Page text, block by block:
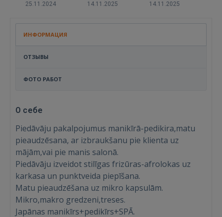
25.11.2024 14.11.2025 14.11.2025
ИНФОРМАЦИЯ
ОТЗЫВЫ
ФОТО РАБОТ
О себе
Piedāvāju pakalpojumus manikīrā-pedikira,matu
pieaudzēsana, ar izbraukšanu pie klienta uz
mājām,vai pie manis salonā.
Piedāvāju izveidot stilīgas frizūras-afrolokas uz
karkasa un punktveida piepīšana.
Matu pieaudzēšana uz mikro kapsulām.
Mikro,makro gredzeni,treses.
Japānas manikīrs+pedikīrs+SPĀ.